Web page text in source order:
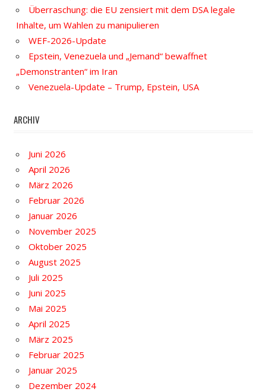
Überraschung: die EU zensiert mit dem DSA legale
Inhalte, um Wahlen zu manipulieren
WEF-2026-Update
Epstein, Venezuela und „Jemand“ bewaffnet
„Demonstranten“ im Iran
Venezuela-Update – Trump, Epstein, USA
ARCHIV
Juni 2026
April 2026
März 2026
Februar 2026
Januar 2026
November 2025
Oktober 2025
August 2025
Juli 2025
Juni 2025
Mai 2025
April 2025
März 2025
Februar 2025
Januar 2025
Dezember 2024